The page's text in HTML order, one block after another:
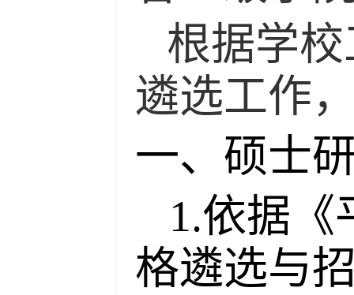
根据学
遴选工作
一、硕士
1.依据
格遴选与